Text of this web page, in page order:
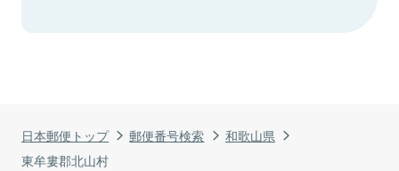
日本郵便トップ 郵便番号検索
和歌山県
東牟婁郡北山村